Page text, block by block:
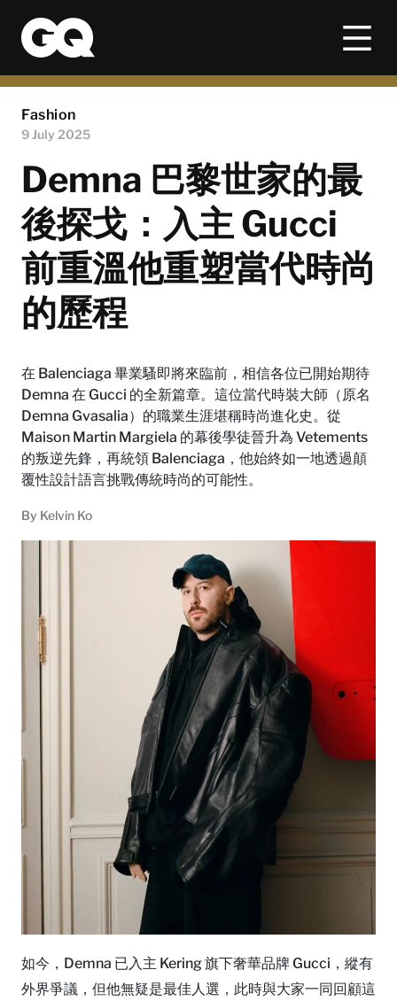
Fashion
9 July 2025
Demna 巴黎世家的最
後探戈：入主 Gucci
前重溫他重塑當代時尚
的歷程
在 Balenciaga 畢業騷即將來臨前，相信各位已開始期待
Demna 在 Gucci 的全新篇章。這位當代時裝大師（原名
Demna Gvasalia）的職業生涯堪稱時尚進化史。從
Maison Martin Margiela 的幕後學徒晉升為 Vetements
的叛逆先鋒，再統領 Balenciaga，他始終如一地透過顛
覆性設計語言挑戰傳統時尚的可能性。
By Kelvin Ko
如今，Demna 已入主 Kering 旗下奢華品牌 Gucci，縱有
外界爭議，但他無疑是最佳人選，此時與大家一同回顧這